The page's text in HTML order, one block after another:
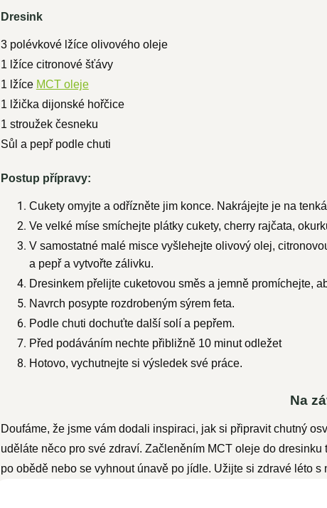
Dresink
3 polévkové lžíce olivového oleje
1 lžíce citronové šťávy
1 lžíce MCT oleje
1 lžička dijonské hořčice
1 stroužek česneku
Sůl a pepř podle chuti
Postup přípravy:
Cukety omyjte a odřízněte jim konce. Nakrájejte je na
Ve velké míse smíchejte plátky cukety, cherry rajčata,
V samostatné malé misce vyšlehejte olivový olej,
a pepř a vytvořte zálivku.
Dresinkem přelijte cuketovou směs a jemně promíchejte,
Navrch posypte rozdrobeným sýrem feta.
Podle chuti dochuťte další solí a pepřem.
Před podáváním nechte přibližně 10 minut odležet
Hotovo, vychutnejte si výsledek své práce.
Na
Doufáme, že jsme vám dodali inspiraci, jak si připravit chutný
uděláte něco pro své zdraví. Začleněním MCT oleje do
po obědě nebo se vyhnout únavě po jídle. Užijte si zdravé léto